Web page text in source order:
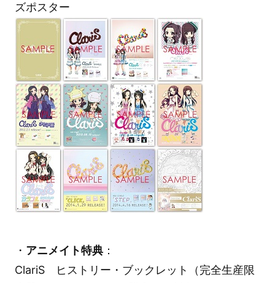
ズポスター
・ アニメイト特典：
ClariS ヒストリー・ブックレット（完全生産限